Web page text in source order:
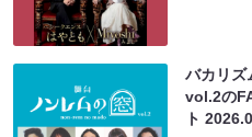
バカリズ
vol.2の
ト